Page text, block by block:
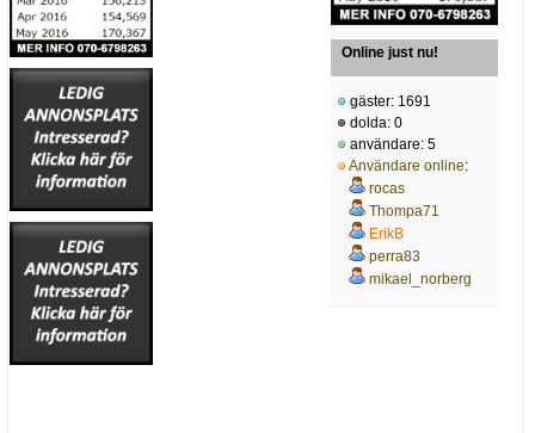
Online just nu!
gäster: 1691
dolda: 0
användare: 5
Användare online:
rocas
Thompa71
ErikB
perra83
mikael_norberg